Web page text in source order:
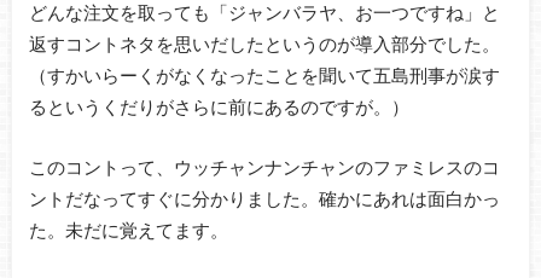
どんな注文を取っても「ジャンバラヤ、お一つですね」と
返すコントネタを思いだしたというのが導入部分でした。
（すかいらーくがなくなったことを聞いて五島刑事が涙す
るというくだりがさらに前にあるのですが。）
このコントって、ウッチャンナンチャンのファミレスのコ
ントだなってすぐに分かりました。確かにあれは面白かっ
た。未だに覚えてます。